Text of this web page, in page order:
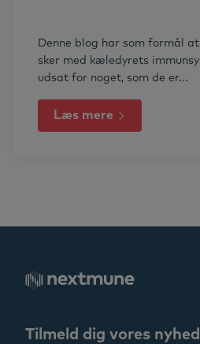
Denne blog har som formål
sker med kæledyrets
udsat for noget, som de er...
Læs mere
Tilmeld dig vores